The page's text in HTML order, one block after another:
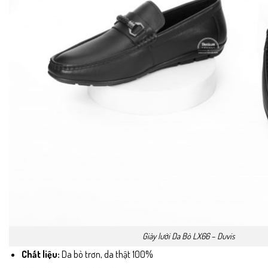
Giày lười Da Bò LX66 – Duvis
Chất liệu: Da bò trơn, da thật 100%